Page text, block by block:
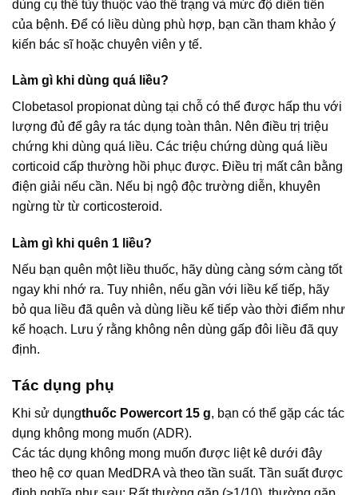
dùng cụ thể tùy thuộc vào thể trạng và mức độ diễn tiến
của bệnh. Để có liều dùng phù hợp, bạn cần tham khảo ý
kiến bác sĩ hoặc chuyên viên y tế.
Làm gì khi dùng quá liều?
Clobetasol propionat dùng tại chỗ có thể được hấp thu với
lượng đủ để gây ra tác dụng toàn thân. Nên điều trị triệu
chứng khi dùng quá liều. Các triệu chứng dùng quá liều
corticoid cấp thường hồi phục được. Điều trị mất cân bằng
điện giải nếu cần. Nếu bị ngộ độc trường diễn, khuyên
ngừng từ từ corticosteroid.
Làm gì khi quên 1 liều?
Nếu bạn quên một liều thuốc, hãy dùng càng sớm càng tốt
ngay khi nhớ ra. Tuy nhiên, nếu gần với liều kế tiếp, hãy
bỏ qua liều đã quên và dùng liều kế tiếp vào thời điểm như
kế hoạch. Lưu ý rằng không nên dùng gấp đôi liều đã quy
định.
Tác dụng phụ
Khi sử dụngthuốc Powercort 15 g, bạn có thể gặp các tác
dụng không mong muốn (ADR).
Các tác dụng không mong muốn được liệt kê dưới đây
theo hệ cơ quan MedDRA và theo tần suất. Tần suất được